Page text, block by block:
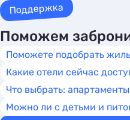
Поддержка
Поможем
Поможете подобрать
Какие отели сейчас
Что выбрать:
Можно ли с детьми и